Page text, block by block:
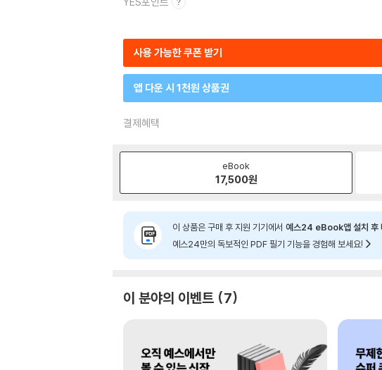
사용 가능한 쿠폰 받기
앱 다운 시 1천원 상품권
결제혜택
eBook
17,500원
이 상품은 구매 후 지원 기기에서 예스24 eBook앱 설치 후
예스24만의 독보적인 PDF 필기 기능을 경험해 보세요!
이 분야의 이벤트 7